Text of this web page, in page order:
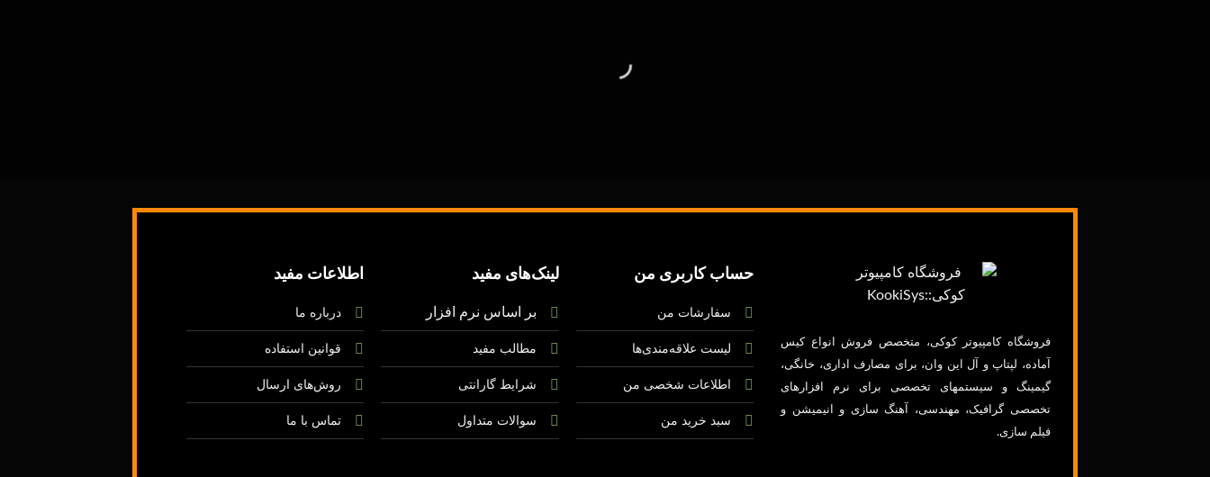
فروشگاه کامپیوتر کوکی، متخصص فروش انواع کیس
آماده، لپتاپو آل این وان، برای مصارف اداری، خانگی،
گیمینگ و سیستمهای تخصصی برای نرم افزارهای
تخصصی گرافیک، مهندسی، آهنگ سازی و انیمیشن و
فیلم سازی.
حساب کاربری من
سفارشات من
لیست علاقه‌مندی‌ها
اطلاعات شخصی من
سبد خرید من
لینک‌های مفید
بر اساس نرم افزار
مطالب مفید
شرایط گارانتی
سوالات متداول
اطلاعات مفید
درباره ما
قوانین استفاده
روش‌های ارسال
تماس با ما